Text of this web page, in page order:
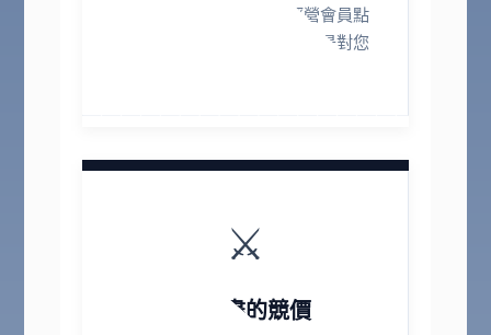
發送再行銷簡訊，無法經營會員點
數，客人對平台忠誠，而不是對您
⚔️
無止盡的競價